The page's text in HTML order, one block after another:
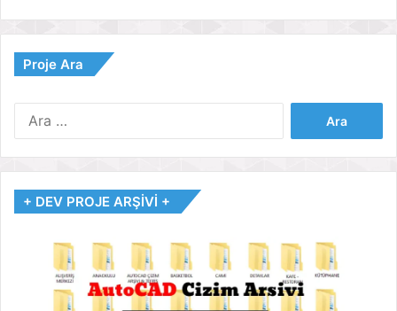
Proje Ara
+ DEV PROJE ARŞİVİ +